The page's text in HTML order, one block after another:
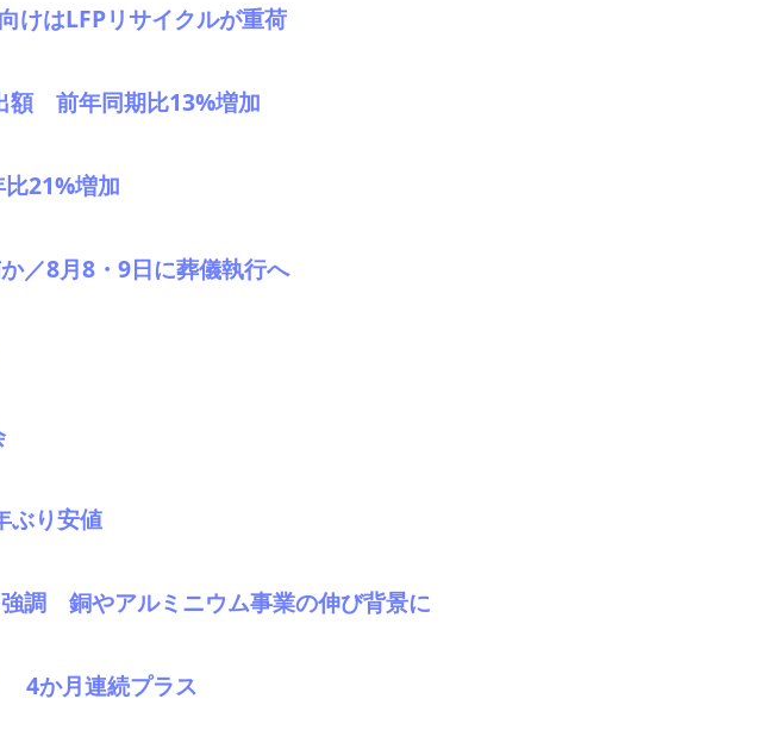
けはLFPリサイクルが重荷
額 前年同期比13%増加
21%増加
／8月8・9日に葬儀執行へ
り安値
調 銅やアルミニウム事業の伸び背景に
4か月連続プラス